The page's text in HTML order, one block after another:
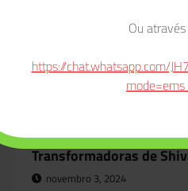
3 Mantras para invocar
Transformadoras de
novembro 3, 2024
Ou
https://chat.whatsapp.com/